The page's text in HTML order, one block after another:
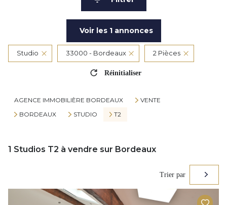
Voir les 1annonces
Studio 33000 - Bordeaux 2 Pièces
Réinitialiser
AGENCE IMMOBILIÈRE BORDEAUX
VENTE
BORDEAUX
STUDIO T2
1 Studios T2 à vendre sur Bordeaux
Trier par